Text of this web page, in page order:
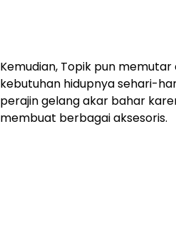
Kemudian, Topik pun
kebutuhan hidupnya sehari-
perajin gelang akar bahar
membuat berbagai aksesoris.